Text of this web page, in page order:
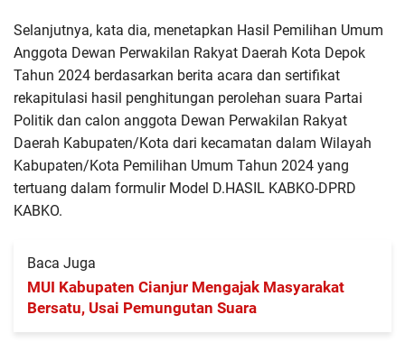
Selanjutnya, kata dia, menetapkan Hasil Pemilihan Umum
Anggota Dewan Perwakilan Rakyat Daerah Kota Depok
Tahun 2024 berdasarkan berita acara dan sertifikat
rekapitulasi hasil penghitungan perolehan suara Partai
Politik dan calon anggota Dewan Perwakilan Rakyat
Daerah Kabupaten/Kota dari kecamatan dalam Wilayah
Kabupaten/Kota Pemilihan Umum Tahun 2024 yang
tertuang dalam formulir Model D.HASIL KABKO-DPRD
KABKO.
Baca Juga
MUI Kabupaten Cianjur Mengajak Masyarakat
Bersatu, Usai Pemungutan Suara